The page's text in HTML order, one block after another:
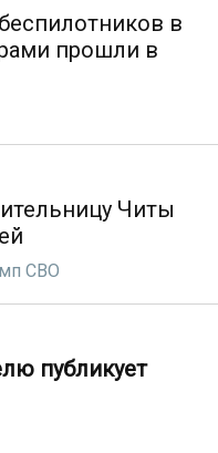
в
прошли в
Читы
СВО
публикует